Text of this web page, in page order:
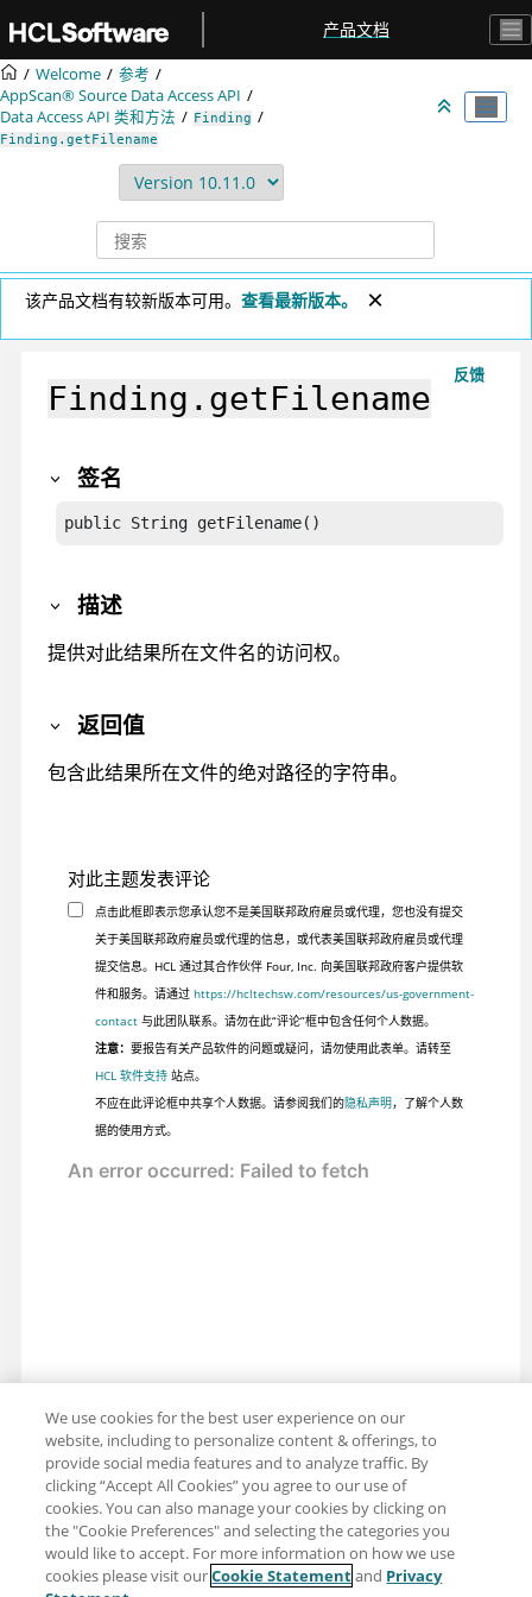
产品文档
Welcome
参考
AppScan® Source Data Access API
Data Access API 类和方法
Finding
Finding.getFilename
该产品文档有较新版本可用。 查看最新版本。
反馈
Finding.getFilename
签名
public String getFilename()
描述
提供对此结果所在文件名的访问权。
返回值
包含此结果所在文件的绝对路径的字符串。
对此主题发表评论
点击此框即表示您承认您不是美国联邦政府雇员或代理，您也没有提交
关于美国联邦政府雇员或代理的信息，或代表美国联邦政府雇员或代理
提交信息。HCL 通过其合作伙伴 Four, Inc. 向美国联邦政府客户提供软
件和服务。请通过 https://hcltechsw.com/resources/us-government-
contact与此团队联系。请勿在此“评论”框中包含任何个人数据。
注意： 要报告有关产品软件的问题或疑问，请勿使用此表单。请转至
HCL 软件支持站点。
不应在此评论框中共享个人数据。请参阅我们的隐私声明，了解个人数
据的使用方式。
分享：电子邮件 推特
We use cookies for the best user experience on our
website, including to personalize content & offerings, to
provide social media features and to analyze traffic. By
clicking “Accept All Cookies” you agree to our use of
cookies. You can also manage your cookies by clicking on
the "Cookie Preferences" and selecting the categories you
would like to accept. For more information on how we use
cookies please visit ourCookie Statementand Privacy